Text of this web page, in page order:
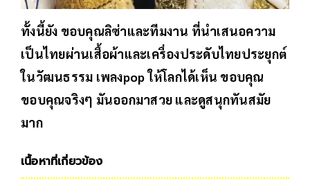
ทั้งนี้ยัง ขอบคุณลิซ่าและทีมงาน ที่นำเสนอความ
เป็นไทยผ่านเสื้อผ้าและเครื่องประดับไทยประยุกต์
ในวัฒนธรรม เพลงpop ให้โลกได้เห็น ขอบคุณ
ขอบคุณจริงๆ มันออกมาสวย และดูสนุกทันสมัย
มาก
เนื้อหาที่เกี่ยวข้อง